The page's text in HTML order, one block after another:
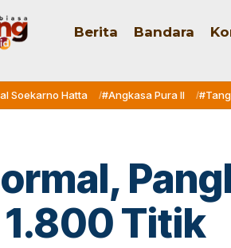
Berita Bandara
Soekarno Hatta #Angkasa Pura II
Titik